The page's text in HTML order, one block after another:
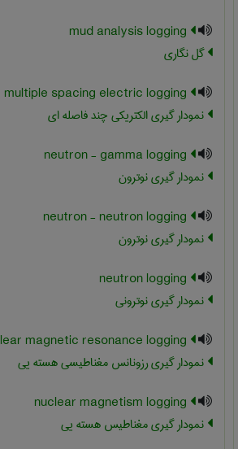
گل نگاری
نمودار گیری الکتریکی چند فاصله ای
نمودار گیری نوترون
نمودار گیری نوترون
نمودار گیری نوترونی
نمودار گیری رزونانس مغناطیسی هسته یی
نمودار گیری مغناطیس هسته یی